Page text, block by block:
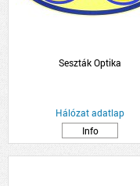
Seszták Optika
Hálózat adatlap
Info